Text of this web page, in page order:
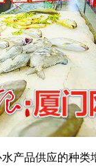
产品供应的种类